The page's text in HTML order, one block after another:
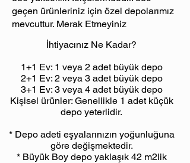
geçen ürünleriniz için özel depolarımız
mevcuttur. Merak Etmeyiniz
İhtiyacınız Ne Kadar?
1+1 Ev: 1 veya 2 adet büyük depo
2+1 Ev: 2 veya 3 adet büyük depo
3+1 Ev: 3 veya 4 adet büyük depo
Kişisel ürünler: Genellikle 1 adet küçük
depo yeterlidir.
* Depo adeti eşyalarınızın yoğunluğuna
göre değişmektedir.
* Büyük Boy depo yaklaşık 42 m2lik